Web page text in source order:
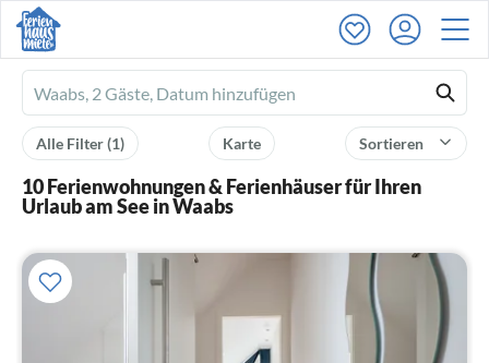
Ferienhausmiete
logo
Sortieren
Karte
Alle Filter(1)
10 Ferienwohnungen & Ferienhäuser für Ihren
Urlaub am See in Waabs